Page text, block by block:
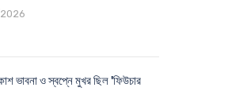
ভাবনা ও স্বপ্নে মুখর ছিল 'ফিউচার